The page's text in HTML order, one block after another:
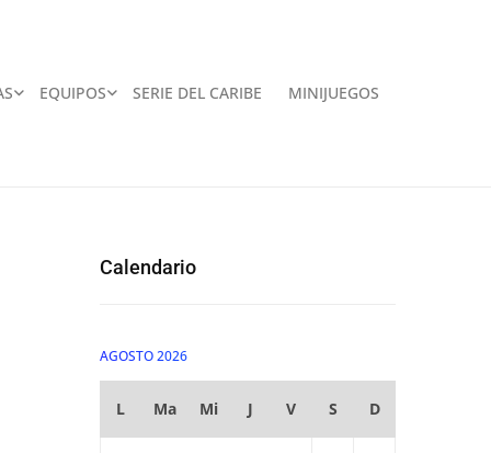
EQUIPOS SERIE DEL CARIBE MINIJUEGOS
Calendario
AGOSTO 2026
L Ma Mi J V S D